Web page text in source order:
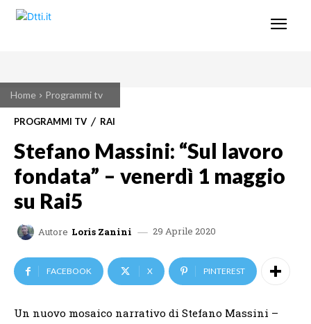
Home Programmi tv
PROGRAMMI TV RAI
Stefano Massini: “Sul lavoro
fondata” – venerdì 1 maggio
su Rai5
Autore Loris Zanini 29 Aprile 2020
FACEBOOK X PINTEREST
Un nuovo mosaico narrativo di Stefano Massini –